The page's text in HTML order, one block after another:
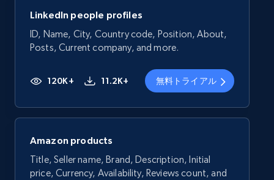
LinkedIn people profiles
ID, Name, City, Country code, Position, About,
Posts, Current company, and more.
120K+ 11.2K+ 無料トライアル
Amazon products
Title, Seller name, Brand, Description, Initial
price, Currency, Availability, Reviews count, and